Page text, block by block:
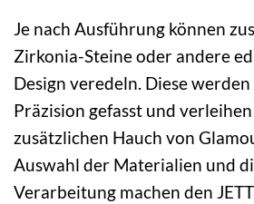
Je nach Ausführung können
Zirkonia-Steine oder andere
Design veredeln. Diese
Präzision gefasst und
zusätzlichen Hauch von
Auswahl der Materialien und
Verarbeitung machen den